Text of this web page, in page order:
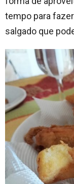
tempo para
salgado que